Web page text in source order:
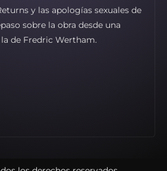
y las apologías sexuales de
sobre la obra desde una
de Fredric Wertham.